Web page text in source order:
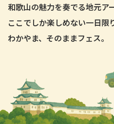
和歌山の魅力を奏でる地元ア
ここでしか楽しめない一日限
わかやま、そのままフェス。